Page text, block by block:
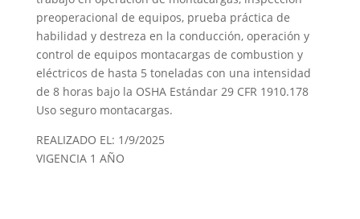
preoperacional de equipos, prueba práctica de
habilidad y destreza en la conducción, operación y
control de equipos montacargas de combustion y
eléctricos de hasta 5 toneladas con una intensidad
de 8 horas bajo la OSHA Estándar 29 CFR 1910.178
Uso seguro montacargas.
REALIZADO EL: 1/9/2025
VIGENCIA 1 AÑO